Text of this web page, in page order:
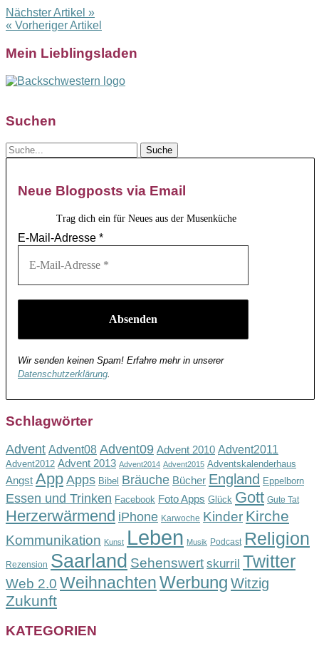
Nächster Artikel »
« Vorheriger Artikel
Mein Lieblingsladen
Suchen
Neue Blogposts via Email
Trag dich ein für Neues aus der Musenküche
E-Mail-Adresse *
Wir senden keinen Spam! Erfahre mehr in unserer
Datenschutzerklärung
Schlagwörter
Advent Advent08 Advent09 Advent 2010 Advent2011
Advent2012 Advent 2013 Advent2014 Advent2015 Adventskalenderhaus
Angst App Apps Bibel Bräuche Bücher England Eppelborn
Essen und Trinken Facebook Foto Apps Glück Gott Gute Tat
Herzerwärmend iPhone Karwoche Kinder Kirche
Kommunikation Kunst Leben Musik Podcast Religion
Rezension Saarland Sehenswert skurril Twitter
Web 2.0 WeihnachtenWerbung Witzig
Zukunft
KATEGORIEN